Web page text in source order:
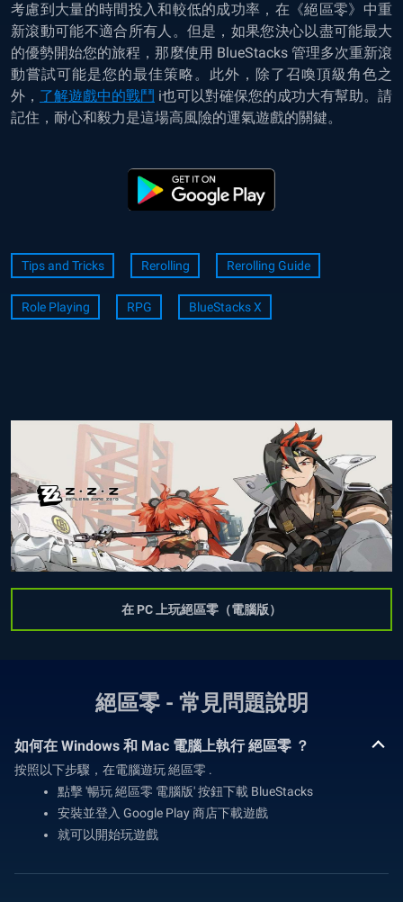
考慮到大量的時間投入和較低的成功率，在 《絕 區零》 中重
新滾動可能不適合所有人。但是，如果您決心以盡可能最大
的優勢開始您的旅程，那麼使用 BlueStacks 管理多次重新滾
動嘗試可能是您的最佳策略。此外，除了召喚頂級角色之
外， 了解遊戲中的戰鬥 i也可以對確保您的成功大有幫助。請
記住，耐心和毅力是這場高風險的運氣遊戲的關鍵。
Tips and Tricks Rerolling Rerolling Guide
Role Playing RPG BlueStacks X
在 PC 上玩絕區零（電腦版）
絕區零 - 常見問題說明
如何在 Windows 和 Mac 電腦上執行 絕區零 ？
按照以下步驟，在電腦遊玩 絕區零 .
點擊 '暢玩 絕區零 電腦版' 按鈕下載 BlueStacks
安裝並登入 Google Play 商店下載遊戲
就可以開始玩遊戲